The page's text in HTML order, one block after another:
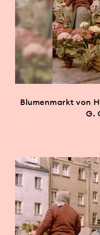
Blumenmarkt von
G.